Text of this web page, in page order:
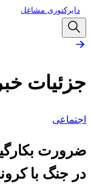
دایرکتوری مشاغل
جزئیات
اجتماعی
ضرورت
در جنگ با